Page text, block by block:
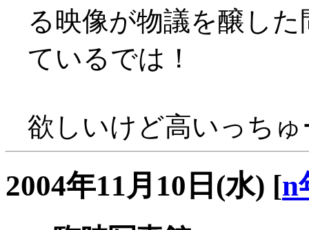
る映像が物議を醸し
ているでは！
欲しいけど高いっち
2004年11月10日(水) [n